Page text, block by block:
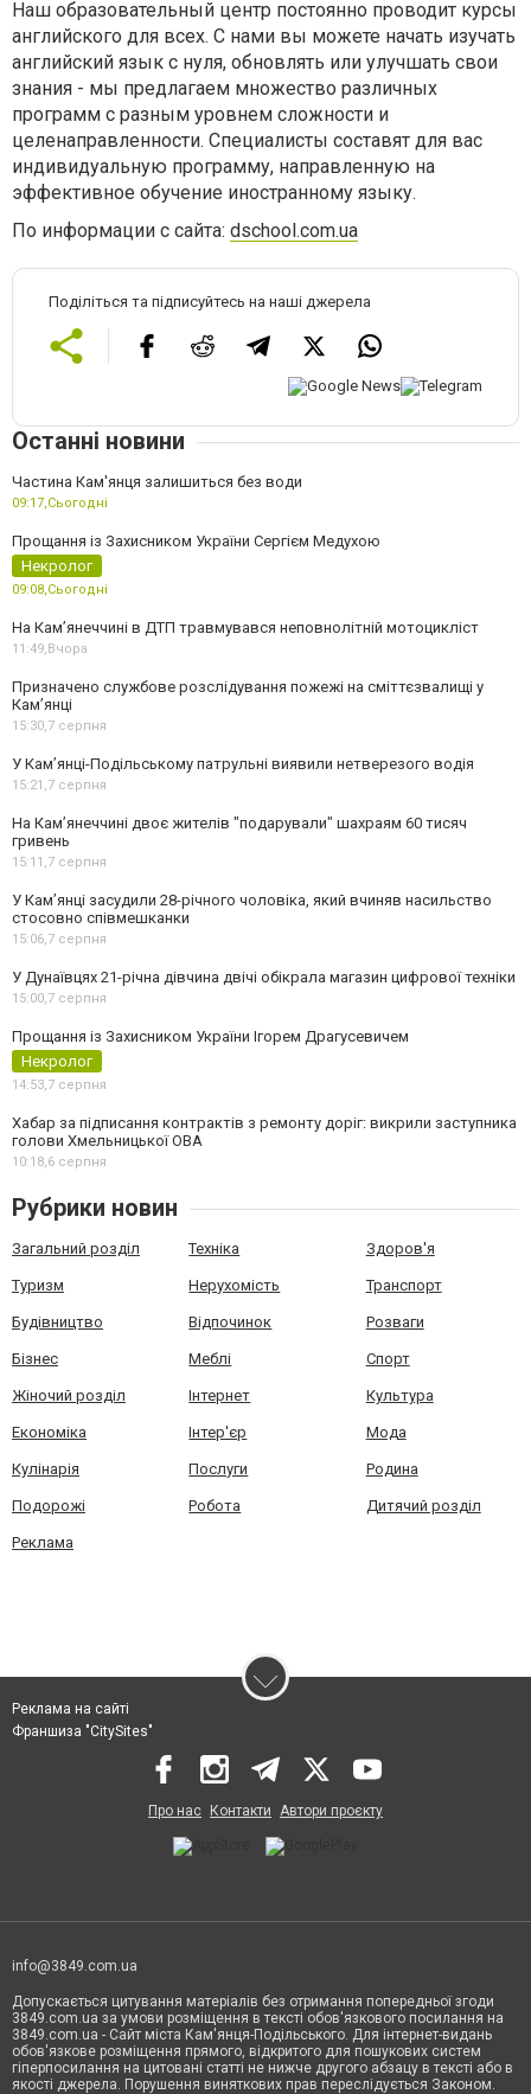
Наш образовательный центр постоянно проводит курсы
английского для всех. С нами вы можете начать изучать
английский язык с нуля, обновлять или улучшать свои
знания - мы предлагаем множество различных
программ с разным уровнем сложности и
целенаправленности. Специалисты составят для вас
индивидуальную программу, направленную на
эффективное обучение иностранному языку.
По информации с сайта: dschool.com.ua
Поділіться та підписуйтесь на наші джерела
Останні новини
Частина Кам'янця залишиться без води
09:17,Сьогодні
Прощання із Захисником України Сергієм Медухою
Некролог
09:08,Сьогодні
На Кам’янеччині в ДТП травмувався неповнолітній мотоцикліст
11:49,Вчора
Призначено службове розслідування пожежі на сміттєзвалищі у
Кам’янці
15:30,7 серпня
У Кам’янці-Подільському патрульні виявили нетверезого водія
15:21,7 серпня
На Камʼянеччині двоє жителів "подарували" шахраям 60 тисяч
гривень
15:11,7 серпня
У Камʼянці засудили 28-річного чоловіка, який вчиняв насильство
стосовно співмешканки
15:06,7 серпня
У Дунаївцях 21-річна дівчина двічі обікрала магазин цифрової техніки
15:00,7 серпня
Прощання із Захисником України Ігорем Драгусевичем
Некролог
14:53,7 серпня
Хабар за підписання контрактів з ремонту доріг: викрили заступника
голови Хмельницької ОВА
10:18,6 серпня
Рубрики новин
Загальний розділ Техніка Здоров'я
Туризм Нерухомість Транспорт
Будівництво Відпочинок Розваги
Бізнес Меблі Спорт
Жіночий розділ Інтернет Культура
Економіка Інтер'єр Мода
Кулінарія Послуги Родина
Подорожі Робота Дитячий розділ
Реклама
Реклама на сайті
Франшиза "CitySites"
Про нас Контакти Автори проєкту
info@3849.com.ua
Допускається цитування матеріалів без отримання попередньої згоди
3849.com.ua за умови розміщення в тексті обов'язкового посилання на
3849.com.ua - Сайт міста Кам'янця-Подільського. Для інтернет-видань
обов'язкове розміщення прямого, відкритого для пошукових систем
гіперпосилання на цитовані статті не нижче другого абзацу в тексті або в
якості джерела. Порушення виняткових прав переслідується Законом.